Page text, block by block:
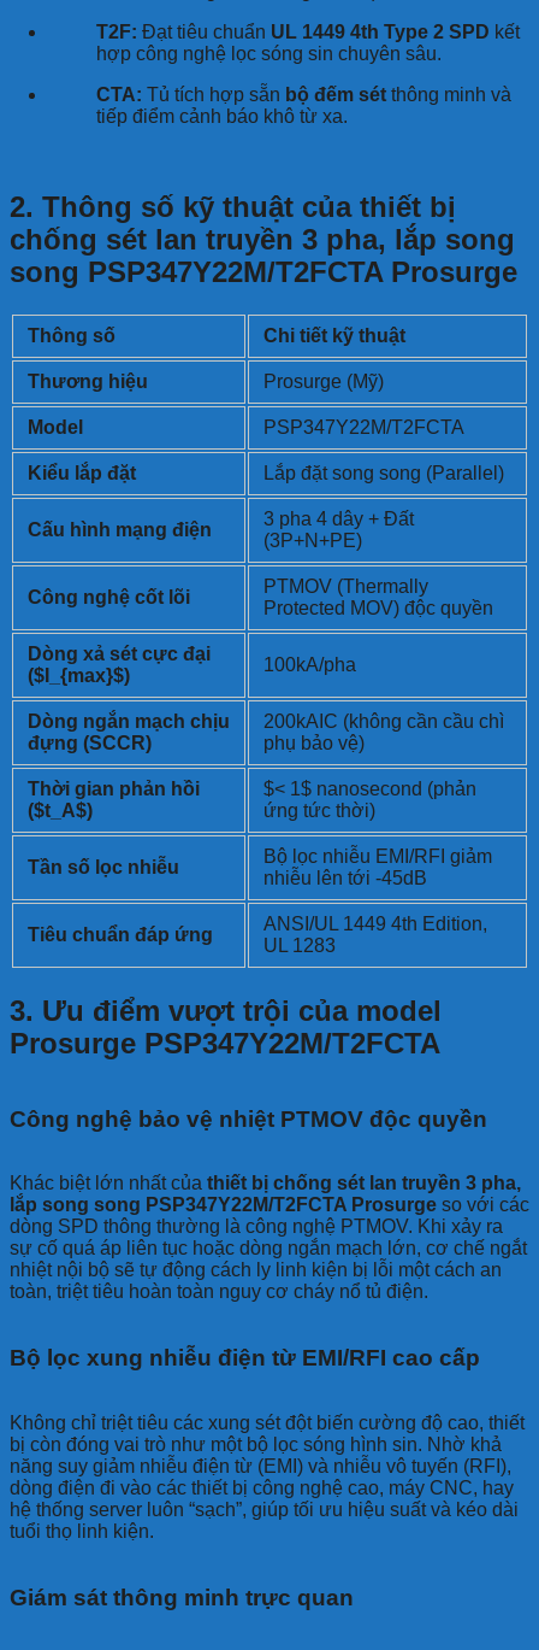
T2F: Đạt tiêu chuẩn UL 1449 4th Type 2 SPD kết
hợp công nghệ lọc sóng sin chuyên sâu.
CTA: Tủ tích hợp sẵn bộ đếm sét thông minh và
tiếp điểm cảnh báo khô từ xa.
2. Thông số kỹ thuật của thiết bị
chống sét lan truyền 3 pha, lắp song
song PSP347Y22M/T2FCTA Prosurge
Thông số Chi tiết kỹ thuật
Thương hiệu Prosurge (Mỹ)
Model PSP347Y22M/T2FCTA
Kiểu lắp đặt Lắp đặt song song (Parallel)
Cấu hình mạng điện
3 pha 4 dây + Đất
(3P+N+PE)
Công nghệ cốt lõi
PTMOV (Thermally
Protected MOV) độc quyền
Dòng xả sét cực đại
($I_{max}$)
100kA/pha
Dòng ngắn mạch chịu
đựng (SCCR)
200kAIC (không cần cầu chì
phụ bảo vệ)
Thời gian phản hồi
($t_A$)
$< 1$ nanosecond (phản
ứng tức thời)
Tần số lọc nhiễu
Bộ lọc nhiễu EMI/RFI giảm
nhiễu lên tới -45dB
Tiêu chuẩn đáp ứng
ANSI/UL 1449 4th Edition,
UL 1283
3. Ưu điểm vượt trội của model
Prosurge PSP347Y22M/T2FCTA
Công nghệ bảo vệ nhiệt PTMOV độc quyền
Khác biệt lớn nhất của thiết bị chống sét lan truyền 3 pha,
lắp song song PSP347Y22M/T2FCTA Prosurge so với các
dòng SPD thông thường là công nghệ PTMOV. Khi xảy ra
sự cố quá áp liên tục hoặc dòng ngắn mạch lớn, cơ chế ngắt
nhiệt nội bộ sẽ tự động cách ly linh kiện bị lỗi một cách an
toàn, triệt tiêu hoàn toàn nguy cơ cháy nổ tủ điện.
Bộ lọc xung nhiễu điện từ EMI/RFI cao cấp
Không chỉ triệt tiêu các xung sét đột biến cường độ cao, thiết
bị còn đóng vai trò như một bộ lọc sóng hình sin. Nhờ khả
năng suy giảm nhiễu điện từ (EMI) và nhiễu vô tuyến (RFI),
dòng điện đi vào các thiết bị công nghệ cao, máy CNC, hay
hệ thống server luôn “sạch”, giúp tối ưu hiệu suất và kéo dài
tuổi thọ linh kiện.
Giám sát thông minh trực quan